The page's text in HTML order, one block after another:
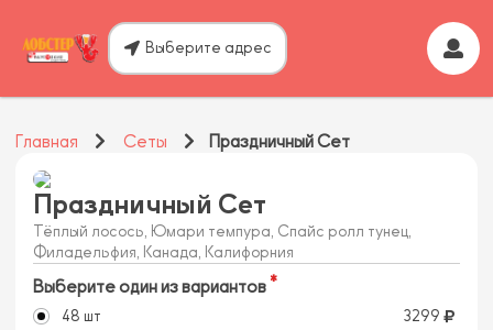
Выберите адрес
Главная Сеты Праздничный Сет
Праздничный Сет
Тёплый лосось, Юмари темпура, Спайс ролл тунец,
Филадельфия, Канада, Калифорния
Выберите один из вариантов
48 шт 3299